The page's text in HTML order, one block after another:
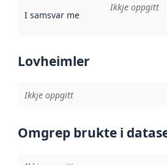
I samsvar med Referanse til ei
Ikkje oppgitt
Lovheimler
Ikkje oppgitt
Omgrep brukte i